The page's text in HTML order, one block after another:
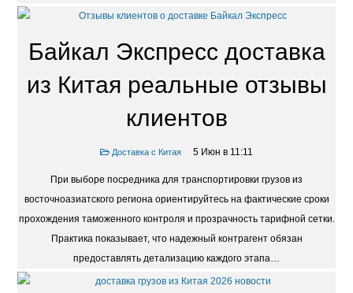
Байкал Экспресс доставка
из Китая реальные отзывы
клиентов
Доставка с Китая 5 Июн в 11:11
При выборе посредника для транспортировки грузов из
восточноазиатского региона ориентируйтесь на фактические сроки
прохождения таможенного контроля и прозрачность тарифной сетки.
Практика показывает, что надежный контрагент обязан
предоставлять детализацию каждого этапа…